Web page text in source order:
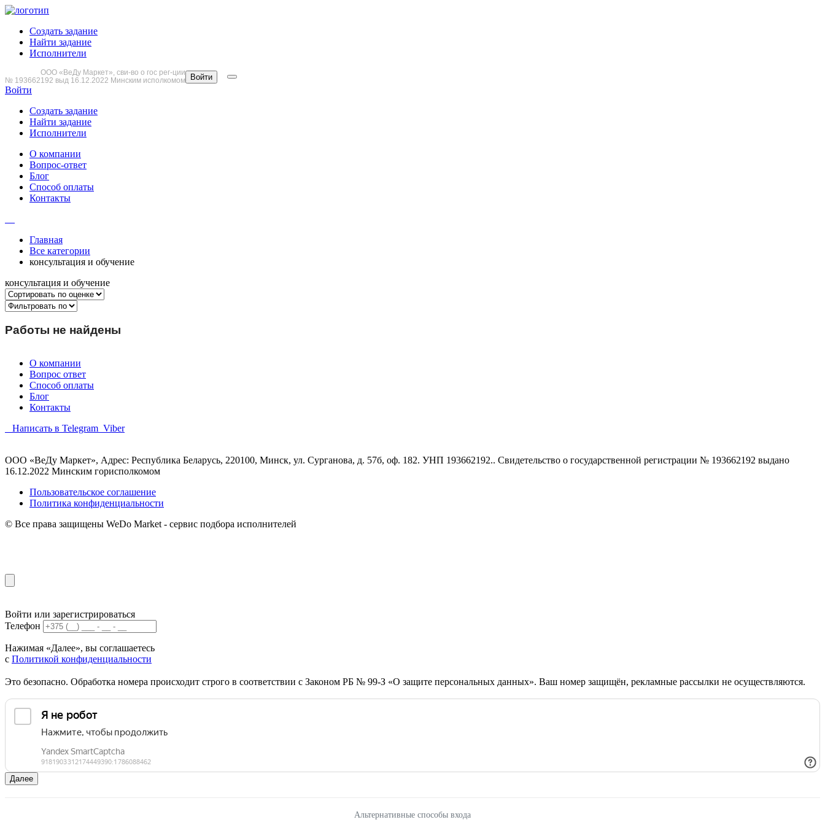
Создать задание
Найти задание
Исполнители
ООО «ВеДу Маркет», сви-во о гос рег-ции
№ 193662192 выд 16.12.2022 Минским исполкомом
Войти
Войти
Создать задание
Найти задание
Исполнители
О компании
Вопрос-ответ
Блог
Способ оплаты
Контакты
Главная
Все категории
консультация и обучение
консультация и обучение
Работы не найдены
О компании
Вопрос ответ
Способ оплаты
Блог
Контакты
Написать в Telegram Viber
ООО «ВеДу Маркет», Адрес: Республика Беларусь, 220100, Минск, ул. Сурганова, д. 57б, оф. 182. УНП 193662192.. Свидетельство о государственной регистрации № 193662192 выдано
16.12.2022 Минским горисполкомом
Пользовательское соглашение
Политика конфиденциальности
© Все права защищены WeDo Market - сервис подбора исполнителей
Войти или зарегистрироваться
Телефон
Нажимая «Далее», вы соглашаетесь
с Политикой конфиденциальности
Это безопасно. Обработка номера происходит строго в соответствии с Законом РБ № 99-З «О защите персональных данных». Ваш номер защищён, рекламные рассылки не осуществляются.
Далее
Альтернативные способы входа